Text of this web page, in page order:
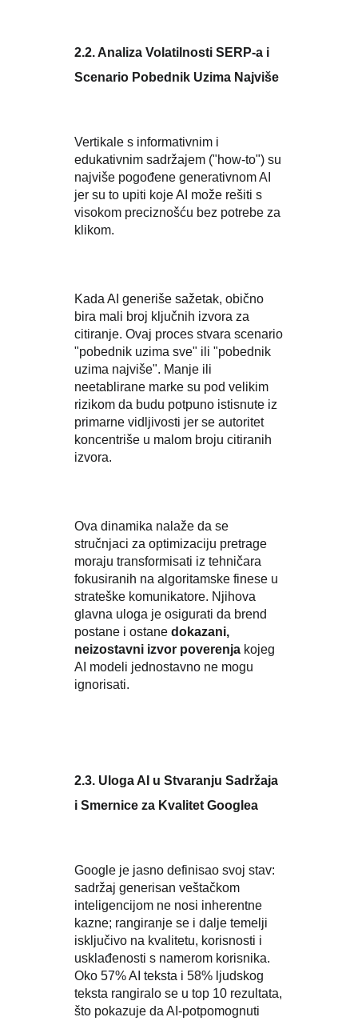
2.2. Analiza Volatilnosti SERP-a i
Scenario Pobednik Uzima Najviše
Vertikale s informativnim i
edukativnim sadržajem ("how-to") su
najviše pogođene generativnom AI
jer su to upiti koje AI može rešiti s
visokom preciznošću bez potrebe za
klikom.
Kada AI generiše sažetak, obično
bira mali broj ključnih izvora za
citiranje. Ovaj proces stvara scenario
"pobednik uzima sve" ili "pobednik
uzima najviše". Manje ili
neetablirane marke su pod velikim
rizikom da budu potpuno istisnute iz
primarne vidljivosti jer se autoritet
koncentriše u malom broju citiranih
izvora.
Ova dinamika nalaže da se
stručnjaci za optimizaciju pretrage
moraju transformisati iz tehničara
fokusiranih na algoritamske finese u
strateške komunikatore. Njihova
glavna uloga je osigurati da brend
postane i ostanedokazani,
neizostavni izvor poverenja kojeg
AI modeli jednostavno ne mogu
ignorisati.
2.3. Uloga AI u Stvaranju Sadržaja
i Smernice za Kvalitet Googlea
Google je jasno definisao svoj stav:
sadržaj generisan veštačkom
inteligencijom ne nosi inherentne
kazne; rangiranje se i dalje temelji
isključivo na kvalitetu, korisnosti i
usklađenosti s namerom korisnika.
Oko 57% AI teksta i 58% ljudskog
teksta rangiralo se u top 10 rezultata,
što pokazuje da AI-potpomognuti